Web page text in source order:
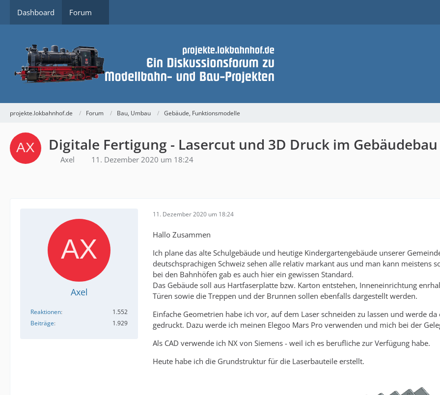
Dashboard Forum
projekte.lokbahnhof.de Forum Bau, Umbau Gebäude, Funktionsmodelle
Digitale Fertigung - Lasercut und 3D Druck im Gebäudebau
Axel 11. Dezember 2020 um 18:24
Axel
Reaktionen
1.552
Beiträge
1.929
11. Dezember 2020 um 18:24
Hallo Zusammen
Ich plane das alte Schulgebäude und heutige Kindergartengebäude unserer
deutschsprachigen Schweiz sehen alle relativ markant aus und man kann meistens
bei den Bahnhöfen gab es auch hier ein gewissen Standard.
Das Gebäude soll aus Hartfaserplatte bzw. Karton entstehen, Inneneinrichtung
Türen sowie die Treppen und der Brunnen sollen ebenfalls dargestellt werden.
Einfache Geometrien habe ich vor, auf dem Laser schneiden zu lassen und werde
gedruckt. Dazu werde ich meinen Elegoo Mars Pro verwenden und mich bei der
Als CAD verwende ich NX von Siemens - weil ich es berufliche zur Verfügung habe.
Heute habe ich die Grundstruktur für die Laserbauteile erstellt.